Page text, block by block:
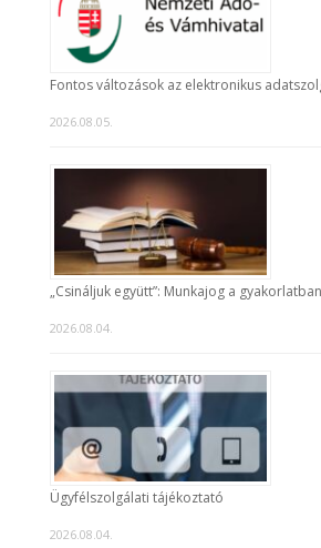
Fontos változások az elektronikus
2026.08.05.
„Csináljuk együtt”: Munkajog a
2026.08.04.
Ügyfélszolgálati tájékoztató
2026.08.04.